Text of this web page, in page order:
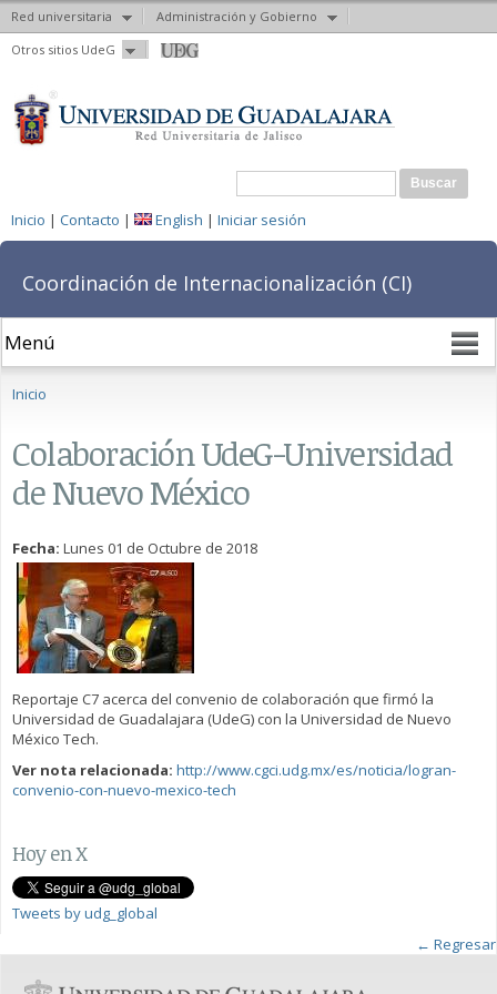
Red universitaria
Administración y Gobierno
Otros sitios UdeG
Pasar al
contenido
Formulario de búsqueda
Buscar
Inicio | Contacto | English | Iniciar sesión
Coordinación de Internacionalización (CI)
Se encuentra usted aquí
Inicio
Colaboración UdeG-Universidad
de Nuevo México
Fecha: Lunes 01 de Octubre de 2018
Reportaje C7 acerca del convenio de colaboración que firmó la
Universidad de Guadalajara (UdeG) con la Universidad de Nuevo
México Tech.
Ver nota relacionada: http://www.cgci.udg.mx/es/noticia/logran-
convenio-con-nuevo-mexico-tech
Hoy en X
Tweets by udg_global
← Regresar